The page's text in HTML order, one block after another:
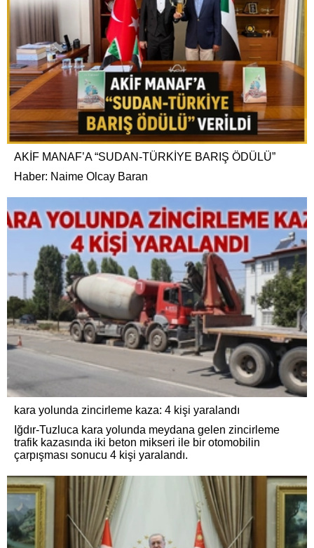
AKİF MANAF’A “SUDAN-TÜRKİYE BARIŞ ÖDÜLÜ”
Haber: Naime Olcay Baran
kara yolunda zincirleme kaza: 4 kişi yaralandı
Iğdır-Tuzluca kara yolunda meydana gelen zincirleme
trafik kazasında iki beton mikseri ile bir otomobilin
çarpışması sonucu 4 kişi yaralandı.